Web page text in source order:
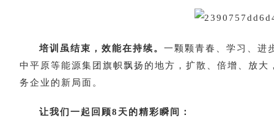
培训虽结束，效能在持续。 一颗颗青春、学习、进
中平原等能源集团旗帜飘扬的地方，扩散、倍增、放
务企业的新局面。
让我们一起回顾8天的精彩瞬间：